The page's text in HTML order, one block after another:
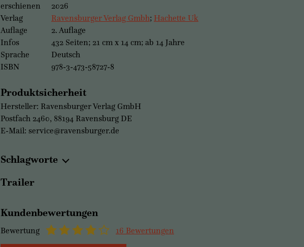
erschienen
2026
Verlag
Ravensburger Verlag Gmbh; Hachette Uk
Auflage
2. Auflage
Infos
432 Seiten; 21 cm x 14 cm; ab 14 Jahre
Sprache
Deutsch
ISBN
978-3-473-58727-8
Produktsicherheit
Hersteller: Ravensburger Verlag GmbH
Postfach 2460, 88194 Ravensburg DE
E-Mail: service@ravensburger.de
Schlagworte
Trailer
Kundenbewertungen
Bewertung 16 Bewertungen